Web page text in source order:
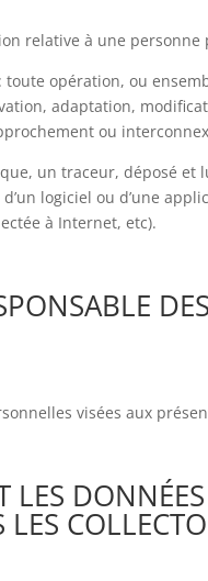
relative à une
opération, ou
adaptation,
ou
un traceur, déposé
logiciel ou d’une
à Internet, etc).
visées aux
LES
LES